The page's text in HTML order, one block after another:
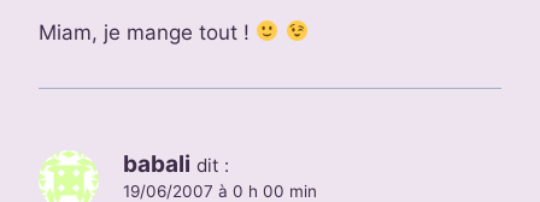
Miam, je mange tout !
babali dit :
19/06/2007 à 0 h 00 min